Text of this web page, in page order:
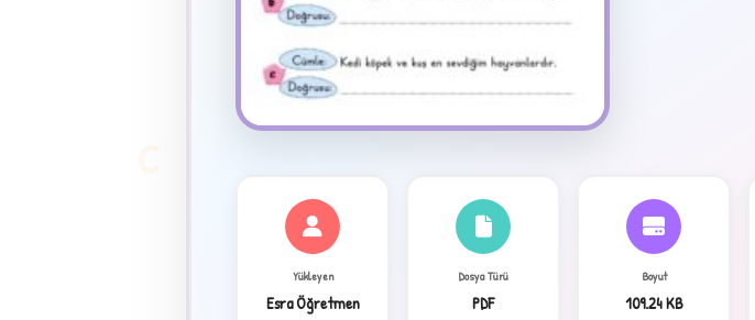
Yükleyen
Esra Öğretmen
Dosya Türü
PDF
Boyut
109.24 KB